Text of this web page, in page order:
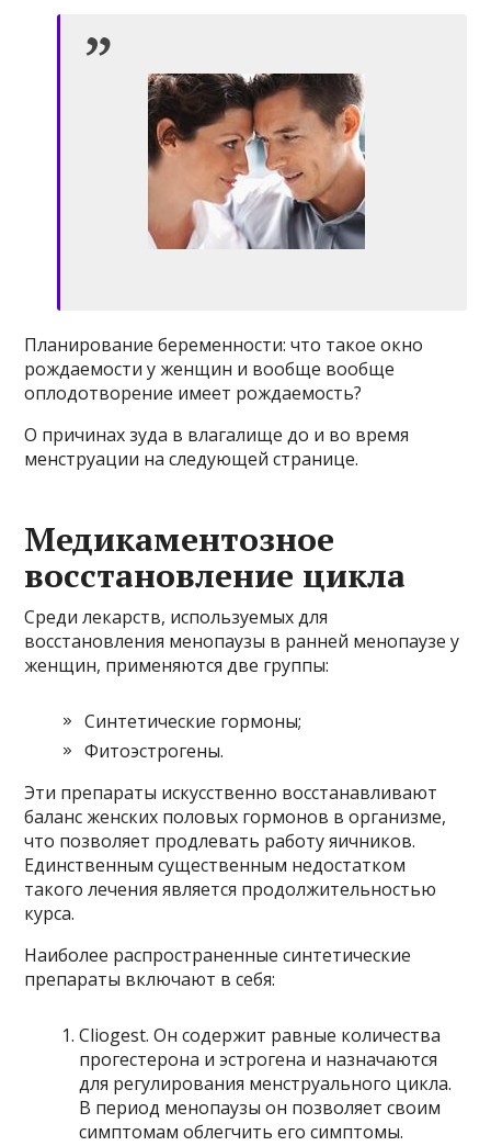
Планирование беременности: что такое окно
рождаемости у женщин и вообще вообще
оплодотворение имеет рождаемость?
О причинах зуда в влагалище до и во время
менструации на следующей странице.
Медикаментозное
восстановление цикла
Среди лекарств, используемых для
восстановления менопаузы в ранней менопаузе у
женщин, применяются две группы:
Синтетические гормоны;
Фитоэстрогены.
Эти препараты искусственно восстанавливают
баланс женских половых гормонов в организме,
что позволяет продлевать работу яичников.
Единственным существенным недостатком
такого лечения является продолжительностью
курса.
Наиболее распространенные синтетические
препараты включают в себя:
Cliogest. Он содержит равные количества
прогестерона и эстрогена и назначаются
для регулирования менструального цикла.
В период менопаузы он позволяет своим
симптомам облегчить его симптомы.